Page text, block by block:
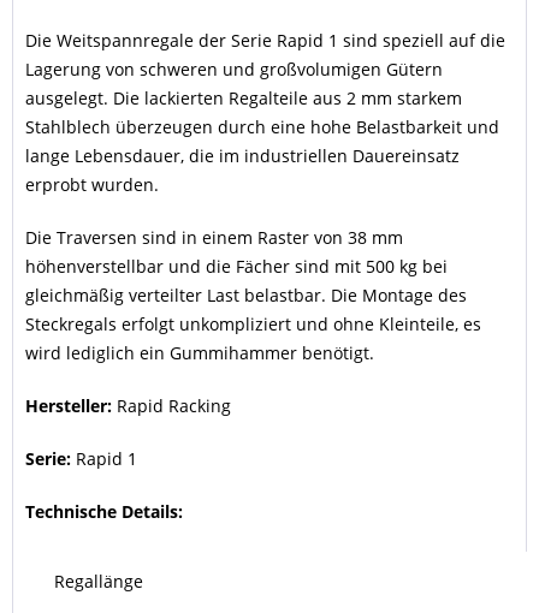
Die Weitspannregale der Serie Rapid 1 sind speziell auf die
Lagerung von schweren und großvolumigen Gütern
ausgelegt. Die lackierten Regalteile aus 2 mm starkem
Stahlblech überzeugen durch eine hohe Belastbarkeit und
lange Lebensdauer, die im industriellen Dauereinsatz
erprobt wurden.
Die Traversen sind in einem Raster von 38 mm
höhenverstellbar und die Fächer sind mit 500 kg bei
gleichmäßig verteilter Last belastbar. Die Montage des
Steckregals erfolgt unkompliziert und ohne Kleinteile, es
wird lediglich ein Gummihammer benötigt.
Hersteller: Rapid Racking
Serie: Rapid 1
Technische Details:
Regallänge